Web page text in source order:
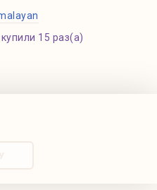
15 раз(а)